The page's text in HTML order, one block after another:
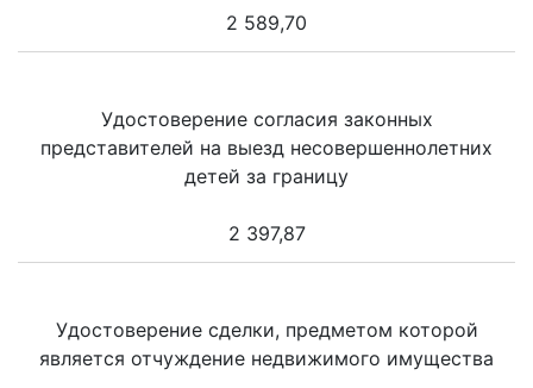
2 589,70
Удостоверение согласия законных
представителей на выезд несовершеннолетних
детей за границу
2 397,87
Удостоверение сделки, предметом которой
является отчуждение недвижимого имущества